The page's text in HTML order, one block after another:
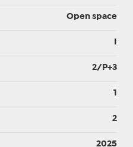
Open space
2/P+3
1
2
2025